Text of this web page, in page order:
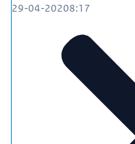
29-04-20208:17